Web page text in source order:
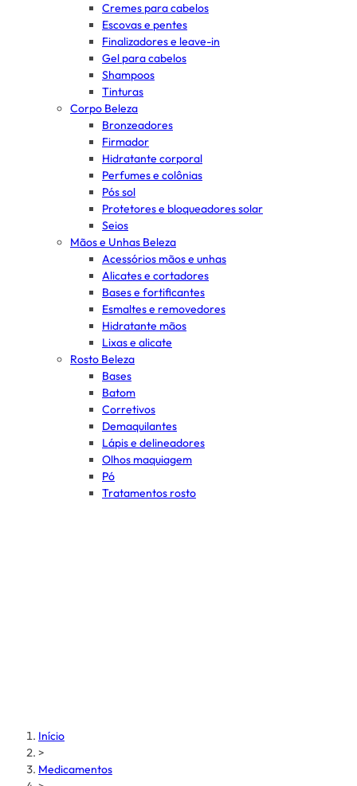
Cremes para cabelos
Escovas e pentes
Finalizadores e leave-in
Gel para cabelos
Shampoos
Tinturas
Corpo Beleza
Bronzeadores
Firmador
Hidratante corporal
Perfumes e colônias
Pós sol
Protetores e bloqueadores solar
Seios
Mãos e Unhas Beleza
Acessórios mãos e unhas
Alicates e cortadores
Bases e fortificantes
Esmaltes e removedores
Hidratante mãos
Lixas e alicate
Rosto Beleza
Bases
Batom
Corretivos
Demaquilantes
Lápis e delineadores
Olhos maquiagem
Pó
Tratamentos rosto
Início
>
Medicamentos